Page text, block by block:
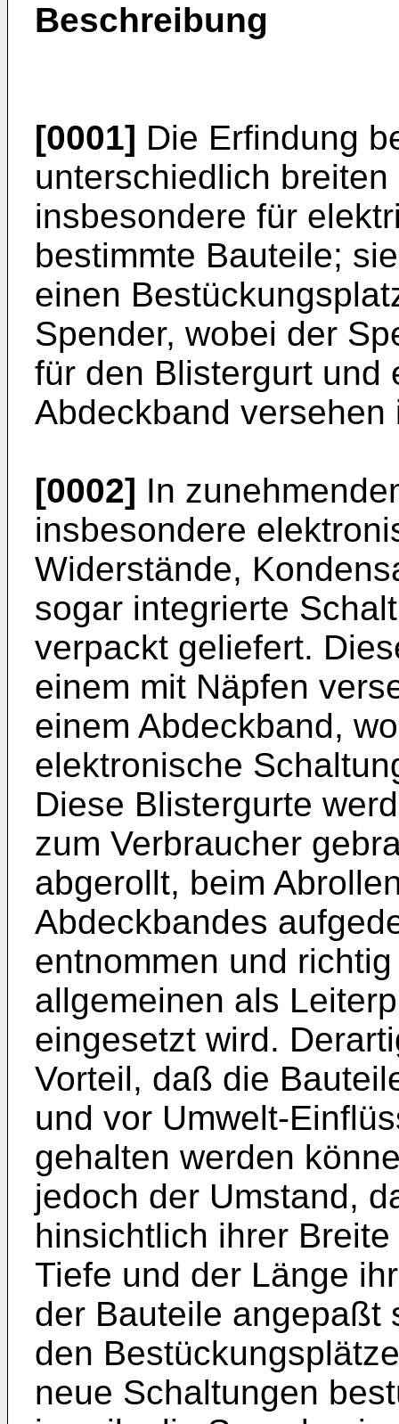
Beschreibung
[0001] Die Erfindung
unterschiedlich
insbesondere für
bestimmte Bauteile;
einen
Spender, wobei der
für den Blistergurt und
Abdeckband versehen
[0002] In
insbesondere
Widerstände,
sogar integrierte
verpackt geliefert.
einem mit Näpfen
einem Abdeckband,
elektronische
Diese Blistergurte
zum Verbraucher
abgerollt, beim
Abdeckbandes
entnommen und
allgemeinen als
eingesetzt wird.
Vorteil, daß die
und vor Umwelt-
gehalten werden
jedoch der Umstand,
hinsichtlich ihrer
Tiefe und der Länge
der Bauteile angepaßt
den
neue Schaltungen